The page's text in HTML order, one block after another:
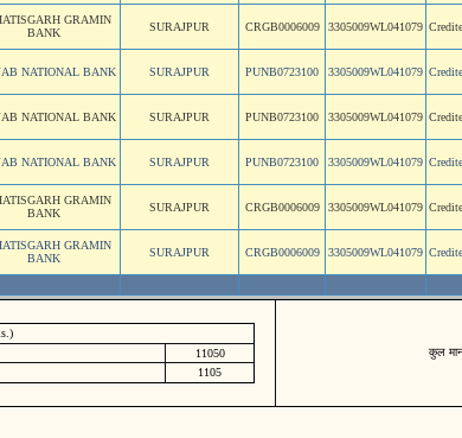
GRAMIN
BANK
SURAJPUR CRGB0006009 3305009WL041079
NATIONAL BANK SURAJPUR PUNB0723100 3305009WL041079
NATIONAL BANK SURAJPUR PUNB0723100 3305009WL041079
NATIONAL BANK SURAJPUR PUNB0723100 3305009WL041079
GRAMIN
BANK
SURAJPUR CRGB0006009 3305009WL041079
GRAMIN
BANK
SURAJPUR CRGB0006009 3305009WL041079
11050
1105
कुल